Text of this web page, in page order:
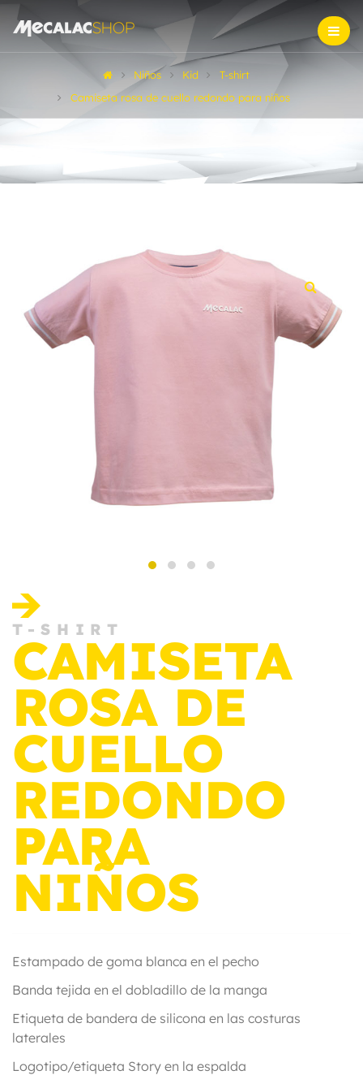
Niños Kid
T-shirt
Camiseta rosa de cuello redondo para niños
T-SHIRT
CAMISETA
ROSA DE
CUELLO
REDONDO
PARA
NIÑOS
Estampado de goma blanca en el pecho
Banda tejida en el dobladillo de la manga
Etiqueta de bandera de silicona en las costuras
laterales
Logotipo/etiqueta Story en la espalda